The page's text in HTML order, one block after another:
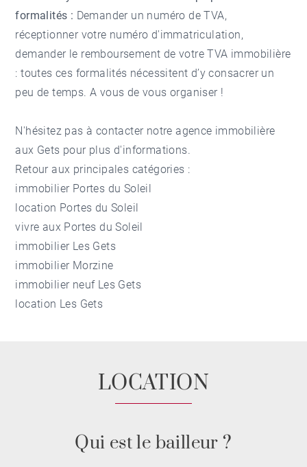
formalités : Demander un numéro de TVA,
réceptionner votre numéro d'immatriculation,
demander le remboursement de votre TVA immobilière
: toutes ces formalités nécessitent d’y consacrer un
peu de temps. A vous de vous organiser !
N'hésitez pas à contacter notreagence immobilière
aux Gets pour plus d'informations.
Retour aux principales catégories :
immobilier Portes du Soleil
location Portes du Soleil
vivre aux Portes du Soleil
immobilier Les Gets
immobilier Morzine
immobilier neuf Les Gets
location Les Gets
LOCATION
Qui est le bailleur ?